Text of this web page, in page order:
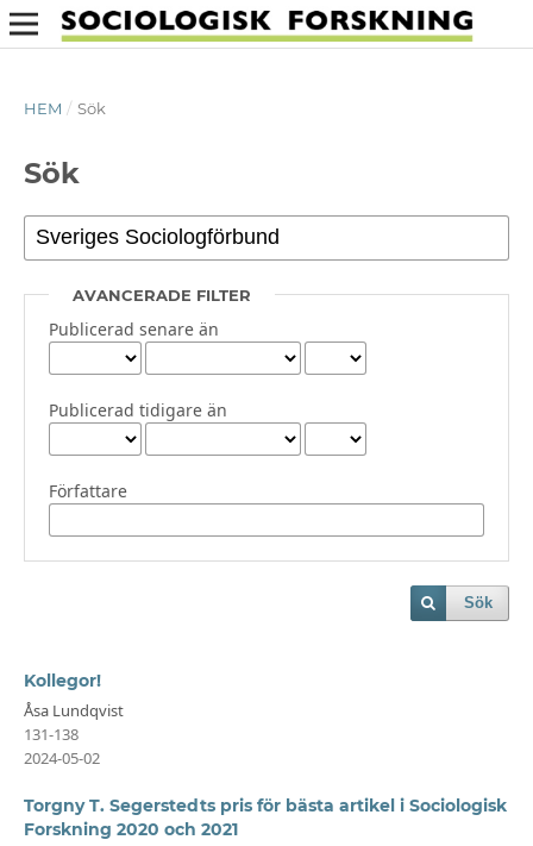
HEM / Sök
Sök
AVANCERADE FILTER
Publicerad senare än
Publicerad tidigare än
Författare
Sök
Kollegor!
Åsa Lundqvist
131-138
2024-05-02
Torgny T. Segerstedts pris för bästa artikel i Sociologisk
Forskning 2020 och 2021